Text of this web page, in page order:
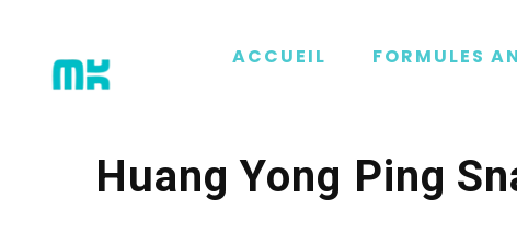
ACCUEIL FORMULES
Huang Yong Ping